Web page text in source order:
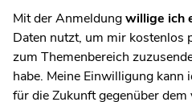
Mit der Anmeldungwillige ich
Daten nutzt, um mir kostenlos
zum Themenbereich
habe. Meine Einwilligung kann
für die Zukunft gegenüber